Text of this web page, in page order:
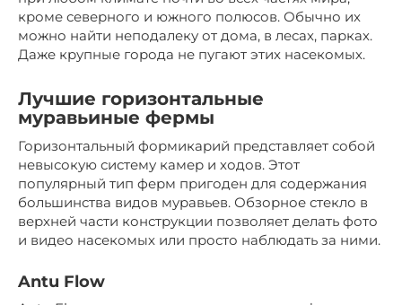
кроме северного и южного полюсов. Обычно их
можно найти неподалеку от дома, в лесах, парках.
Даже крупные города не пугают этих насекомых.
Лучшие горизонтальные
муравьиные фермы
Горизонтальный формикарий представляет собой
невысокую систему камер и ходов. Этот
популярный тип ферм пригоден для содержания
большинства видов муравьев. Обзорное стекло в
верхней части конструкции позволяет делать фото
и видео насекомых или просто наблюдать за ними.
Antu Flow